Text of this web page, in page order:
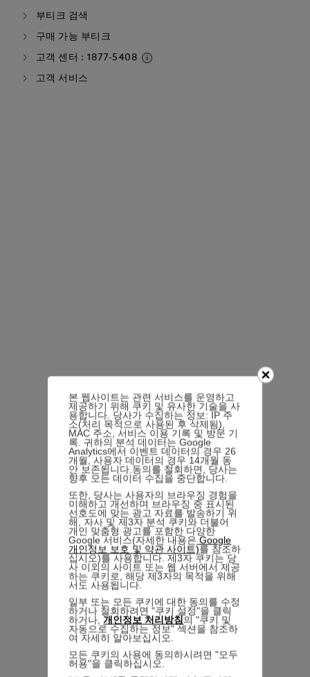
부티크 검색
구매 가능 부티크
고객 센터 : 1877-5408
고객 서비스
본 웹사이트는 관련 서비스를 운영하고
제공하기 위해 쿠키 및 유사한 기술을 사
용합니다. 당사가 수집하는 정보: IP 주
소(처리 목적으로 사용된 후 삭제됨),
MAC 주소, 서비스 이용 기록 및 방문 기
록. 귀하의 분석 데이터는 Google
Analytics에서 이벤트 데이터의 경우 26
개월, 사용자 데이터의 경우 14개월 동
안 보존됩니다.동의를 철회하면, 당사는
향후 모든 데이터 수집을 중단합니다.
또한, 당사는 사용자의 브라우징 경험을
이해하고 개선하며 브라우징 중 표시된
선호도에 맞는 광고 자료를 발송하기 위
해, 자사 및 제3자 분석 쿠키와 더불어
개인 맞춤형 광고를 포함한 다양한
Google 서비스(자세한 내용은 Google
개인정보 보호 및 약관 사이트)를 참조하
십시오)를 사용합니다. 제3자 쿠키는 당
사 이외의 사이트 또는 웹 서버에서 제공
하는 쿠키로, 해당 제3자의 목적을 위해
서도 사용됩니다.
일부 또는 모든 쿠키에 대한 동의를 수정
하거나 철회하려면 "쿠키 설정"을 클릭
하거나,개인정보 처리방침 의 "쿠키 및
자동으로 수집하는 정보" 섹션을 참조하
여 자세히 알아보십시오.
모든 쿠키의 사용에 동의하시려면 "모두
허용"을 클릭하십시오.